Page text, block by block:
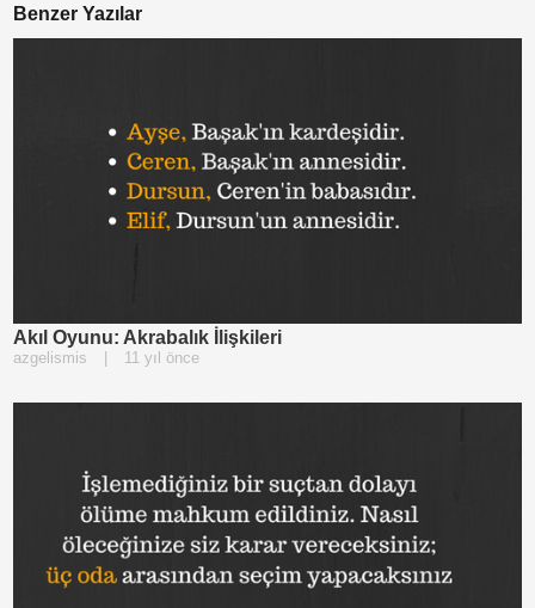
Benzer Yazılar
Akıl Oyunu: Akrabalık İlişkileri
azgelismis | 11 yıl önce